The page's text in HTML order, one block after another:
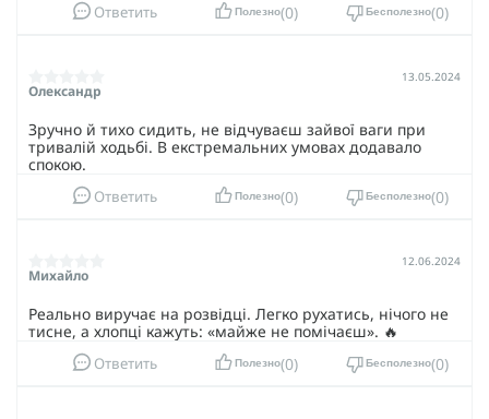
Ответить Полезно 0 Бесполезно 0
Олександр
13.05.2024
Зручно й тихо сидить, не відчуваєш зайвої ваги при
тривалій ходьбі. В екстремальних умовах додавало
спокою.
Ответить Полезно 0 Бесполезно 0
Михайло
12.06.2024
Реально виручає на розвідці. Легко рухатись, нічого не
тисне, а хлопці кажуть: «майже не помічаєш». 🔥
Ответить Полезно 0 Бесполезно 0